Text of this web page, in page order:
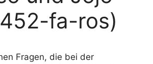
fa-ros)
Fragen, die bei der